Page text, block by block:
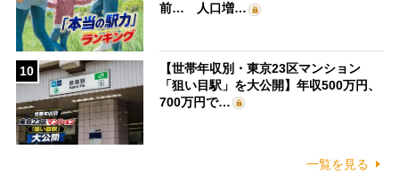
前… 人口増…
10
【世帯年収別・東京23区マンション
「狙い目駅」を大公開】年収500万円、
700万円で…
一覧を見る